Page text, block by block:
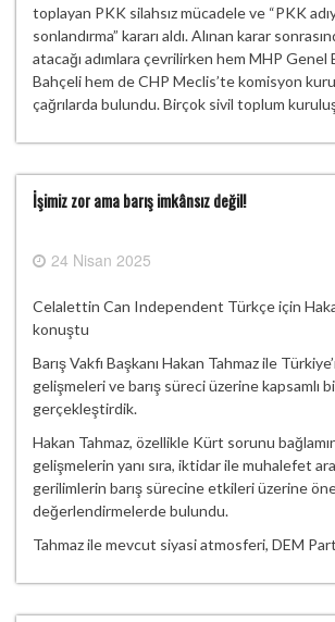
toplayan PKK silahsız mücadele ve “PKK
sonlandırma” kararı aldı. Alınan karar
atacağı adımlara çevrilirken hem MHP Genel
Bahçeli hem de CHP Meclis’te komisyon
çağrılarda bulundu. Birçok sivil toplum
İşimiz zor ama barış imkânsız değil!
24 Nisan 2025
Celalettin Can Independent Türkçe için
konuştu
Barış Vakfı Başkanı Hakan Tahmaz ile
gelişmeleri ve barış süreci üzerine kapsamlı
gerçekleştirdik.
Hakan Tahmaz, özellikle Kürt sorunu
gelişmelerin yanı sıra, iktidar ile muhalefet
gerilimlerin barış sürecine etkileri üzerine
değerlendirmelerde bulundu.
Tahmaz ile mevcut siyasi atmosferi, DEM